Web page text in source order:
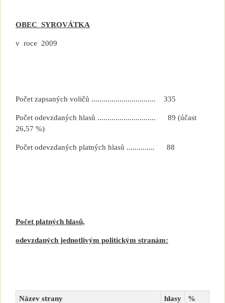
OBEC SYROVÁTKA
v roce 2009
Počet zapsaných voličů ................................ 335
Počet odevzdaných hlasů .............................
89 (účast
26,57 %)
Počet odevzdaných platných hlasů .............. 88
Počet platných hlasů,
odevzdaných jednotlivým politickým stranám:
Název strany hlasy %